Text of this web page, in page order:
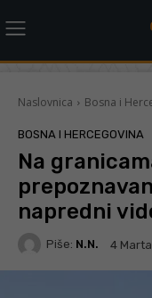
Naslovnica Bosna i
BOSNA I HERCEGOVINA
Na
napredni
Piše: N.N. 4